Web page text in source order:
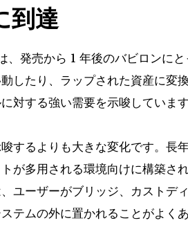
到達
発売から 1 年後のバビロンにと
したり、ラップされた資産に変
対する強い需要を示唆しています
するよりも大きな変化です。長
が多用される環境向けに構築さ
ユーザーがブリッジ、カストデ
テムの外に置かれることがよく